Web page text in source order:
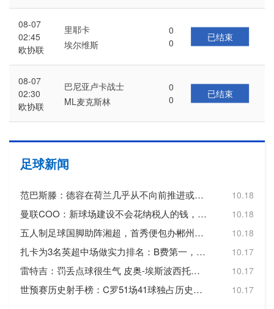
08-07
02:45
欧协联
里耶卡
0
0
埃尔维斯
已结束
08-07
02:30
欧协联
巴尼亚卢卡战士
0
0
ML麦克斯林
已结束
足球新闻
范巴斯滕：德容在荷兰几乎从不向前推进或转移球，这令人失望 10.18
曼联COO：新球场建设不会花纳税人的钱，曼联自行承担20亿镑费用 10.18
五人制足球国脚助阵湘超，首秀便包办郴州队三个进球 10.18
扎卡为3名英超中场做实力排名：B费第一，维尔茨第二，帕尔默第三 10.17
雷特吉：罚丢点球很生气 皮奥-埃斯波西托踢得非常好 10.17
世预赛历史射手榜：C罗51场41球独占历史射手王，梅西72场36球第3 10.17